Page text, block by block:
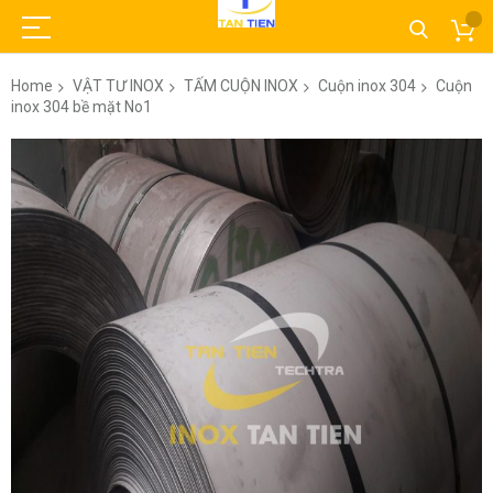
Home VẬT TƯ INOX TẤM CUỘN INOX Cuộn inox 304
Cuộn
inox 304 bề mặt No1
to
the
end